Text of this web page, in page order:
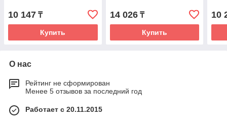
10 147 ₸
Купить
14 026₸
Купить
10
О нас
Рейтинг не сформирован
Менее 5 отзывов за последний год
Работает с 20.11.2015